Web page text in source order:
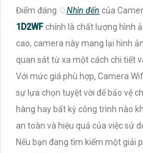
Điểm đáng ♢Nhìn đến của
1D2WFchính là chất lượng hình
cao, camera này mang lại hình
quan sát từ xa một cách chi tiết
Với mức giá phù hợp, Camera
sự lựa chọn tuyệt vời để bảo vệ
hàng hay bất kỳ công trình nào
an toàn và hiệu quả của việc sử
Nếu bạn đang tìm kiếm một giải